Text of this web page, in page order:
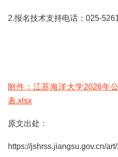
2.报名技术支持电话：025-
附件：江苏海洋大学2026年
表.xlsx
原文出处：
https://jshrss.jiangsu.gov.cn/